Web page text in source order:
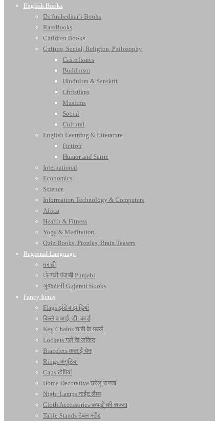
English Books
Dr. Ambedkar’s Books
RareBooks
Children Books
Culture, Social, Religion, Philosophy
Caste Issues
Buddhism
Hinduism & Sanskrit
Christians
Muslims
Social
Cultural
English Learning & Literature
Fiction
Humor and Satire
International
Economics
Science
Information Technology & Computers
Africa
Health & Fitness
Yoga & Meditation
Quiz Books, Puzzles, Brain Teasers
Regional Language
मराठी
ਪੰਜਾਬੀ पंजाबी Punjabi
ગુજરાતી Gujarati Books
Fancy Items
Flags झंडे व झाड़ियां
बिल्ले व आई. डी. कार्ड
Key Chains चाबी के छल्ले
Lockets गले के लॉकेट
Bracelets कलाई चेन
Rings अंगूठियां
Caps टोपियां
Home Decorative घरेलू सज्जा
Night Lamps नाईट लैम्प
Cloth Accessories कपड़ों की सज्जा
Table Stands टेबल स्टैंड